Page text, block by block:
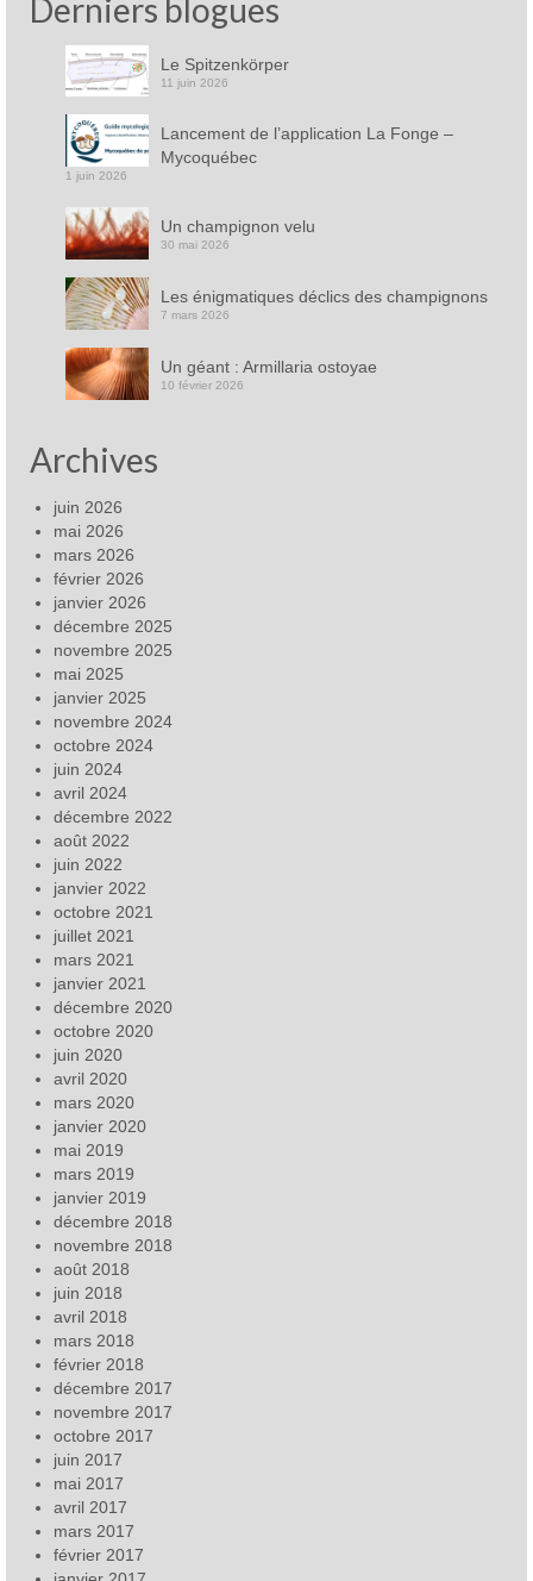
Derniers blogues
Le Spitzenkörper
11 juin 2026
Lancement de l’application La Fonge –
Mycoquébec
1 juin 2026
Un champignon velu
30 mai 2026
Les énigmatiques déclics des champignons
7 mars 2026
Un géant : Armillaria ostoyae
10 février 2026
Archives
juin 2026
mai 2026
mars 2026
février 2026
janvier 2026
décembre 2025
novembre 2025
mai 2025
janvier 2025
novembre 2024
octobre 2024
juin 2024
avril 2024
décembre 2022
août 2022
juin 2022
janvier 2022
octobre 2021
juillet 2021
mars 2021
janvier 2021
décembre 2020
octobre 2020
juin 2020
avril 2020
mars 2020
janvier 2020
mai 2019
mars 2019
janvier 2019
décembre 2018
novembre 2018
août 2018
juin 2018
avril 2018
mars 2018
février 2018
décembre 2017
novembre 2017
octobre 2017
juin 2017
mai 2017
avril 2017
mars 2017
février 2017